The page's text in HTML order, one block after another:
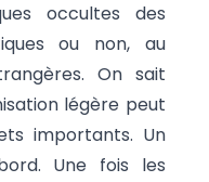
occultes des
ou non, au
On sait
légère peut
importants. Un
Une fois les